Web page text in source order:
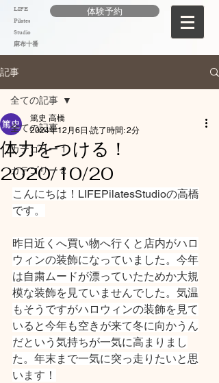
LIFE
Pilates
Studio
麻布十番
体験予約
記事
全ての記事
カテゴリー 1
カテゴリー 2
全ての記事
体力をつける！
2020/10/20
篤史 高橋
2024年12月6日 読了時間: 2分
こんにちは！LIFEPilatesStudioの高橋
です。
昨日近くへ買い物へ行くと店内がハロ
ウィンの装飾になっていました。今年
は自粛ムードが漂っていたためか大規
模な装飾を見ていませんでした。気温
もそうですがハロウィンの装飾を見て
いると今年も空きが来て冬に向かうん
だという気持ちが一気に高まりまし
た。年末まで一気に突っ走りたいと思
います！